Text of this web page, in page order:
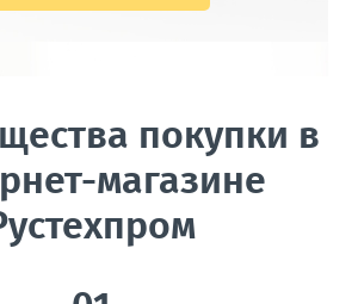
покупки в
магазине